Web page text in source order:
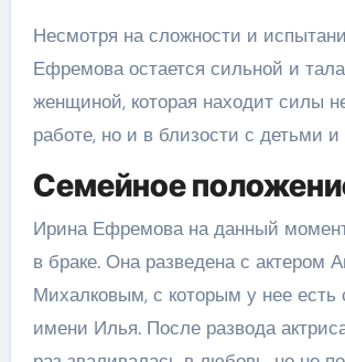
Несмотря на сложности и
Ефремова остается сильной и
женщиной, которая находит силы
работе, но и в близости с детьми
Семейное
Ирина Ефремова на данный
в браке. Она разведена с актером
Михалковым, с которым у нее есть
имени Илья. После развода